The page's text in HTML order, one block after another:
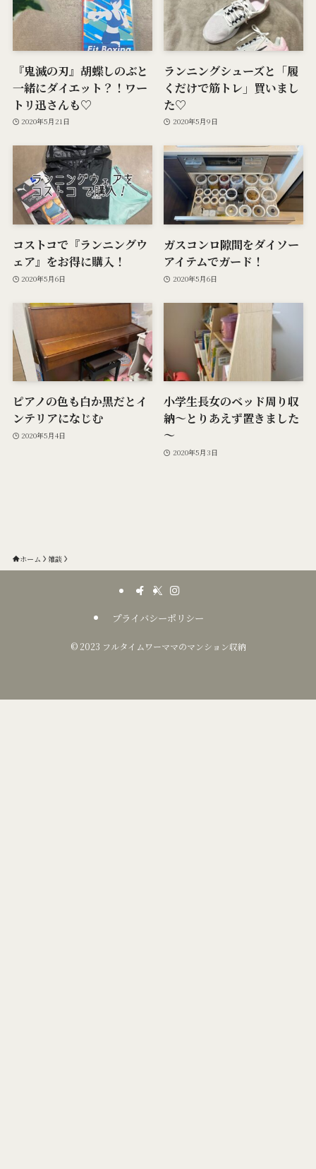
『鬼滅の刃』胡蝶しのぶと
一緒にダイエット？！ワー
トリ迅さんも♡
2020年5月21日
ランニングシューズと「履
くだけで筋トレ」買いまし
た♡
2020年5月9日
コストコで『ランニングウ
ェア』をお得に購入！
2020年5月6日
ガスコンロ隙間をダイソー
アイテムでガード！
2020年5月6日
ピアノの色も白か黒だとイ
ンテリアになじむ
2020年5月4日
小学生長女のベッド周り収
納～とりあえず置きました
～
2020年5月3日
ホーム 雑談
プライバシーポリシー
©2023 フルタイムワーママのマンション収納